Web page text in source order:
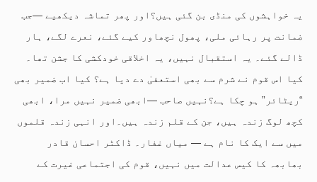
یہ خواہشوں کی منڈی بن گئی ہیں؟اور پھر تماشہ دیکھیے —جب
ضمانت پر رہائی ملی، پھول نچھاور کیے گئے، نعرے لگے، ہار
ڈالے گئے۔ یہ استقبال نہیں، یہ اخلاقی خودکشی کا جشن تھا۔
کیا اس قوم نے شرم سے بھی استعفیٰ دے دیا ہے؟ کیا اب ضمیر بھی
“ریٹائر” ہو چکا ہے؟نہیں صاحب —ابھی ضمیر نہیں مرا، ابھی
کچھ لوگ زندہ ہیں، جن کے قلم زندہ ہیں۔اور انہی زندہ قلموں
میں سے ایک کا نام ہے — میاں غفار۔ ڈاکٹر احسان قادر
بھابھہ کا کیس عدالت میں نہیں، قوم کی اجتماعی غیرت کے